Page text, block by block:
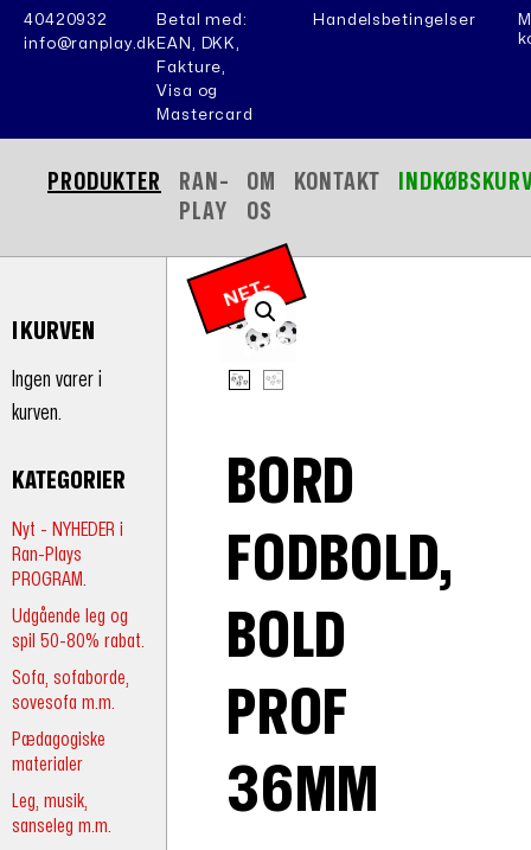
40420932
info@ranplay.dk
Betal med:
EAN, DKK,
Fakture,
Visa og
Mastercard
Handelsbetingelser
PRODUKTER
RAN-
PLAY
OM
OS
KONTAKT
I KURVEN
Ingen varer i
kurven.
KATEGORIER
Nyt - NYHEDER i
Ran-Plays
PROGRAM.
Udgående leg og
spil 50-80% rabat.
Sofa, sofaborde,
sovesofa m.m.
Pædagogiske
materialer
Leg, musik,
sanseleg m.m.
N
E
T
-
P
RI
S
BORD
FODBOLD,
BOLD
PROF
36MM